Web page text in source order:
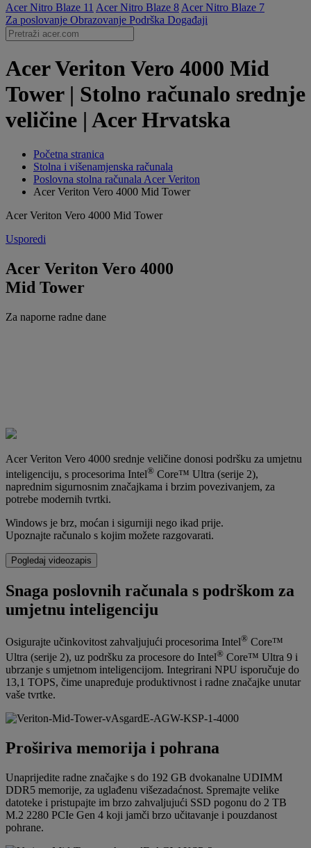
Acer Nitro Blaze 11 Acer Nitro Blaze 8 Acer Nitro Blaze 7
Za poslovanje Obrazovanje Podrška Događaji
Acer Veriton Vero 4000 Mid
Tower | Stolno računalo srednje
veličine | Acer Hrvatska
Početna stranica
Stolna i višenamjenska računala
Poslovna stolna računala Acer Veriton
Acer Veriton Vero 4000 Mid Tower
Acer Veriton Vero 4000 Mid Tower
Usporedi
Acer Veriton Vero 4000
Mid Tower
Za naporne radne dane
Acer Veriton Vero 4000 srednje veličine donosi podršku za umjetnu
inteligenciju, s procesorima Intel® Core™ Ultra (serije 2),
naprednim sigurnosnim značajkama i brzim povezivanjem, za
potrebe modernih tvrtki.
Windows je brz, moćan i sigurniji nego ikad prije.
Upoznajte računalo s kojim možete razgovarati.
Pogledaj videozapis
Snaga poslovnih računala s podrškom za
umjetnu inteligenciju
Osigurajte učinkovitost zahvaljujući procesorima Intel® Core™
Ultra (serije 2), uz podršku za procesore do Intel® Core™ Ultra 9 i
ubrzanje s umjetnom inteligencijom. Integrirani NPU isporučuje do
13,1 TOPS, čime unapređuje produktivnost i radne značajke unutar
vaše tvrtke.
Proširiva memorija i pohrana
Unaprijedite radne značajke s do 192 GB dvokanalne UDIMM
DDR5 memorije, za uglađenu višezadaćnost. Spremajte velike
datoteke i pristupajte im brzo zahvaljujući SSD pogonu do 2 TB
M.2 2280 PCIe Gen 4 koji jamči brzo učitavanje i pouzdanost
pohrane.